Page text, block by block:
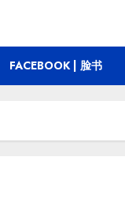
FACEBOOK | 脸书